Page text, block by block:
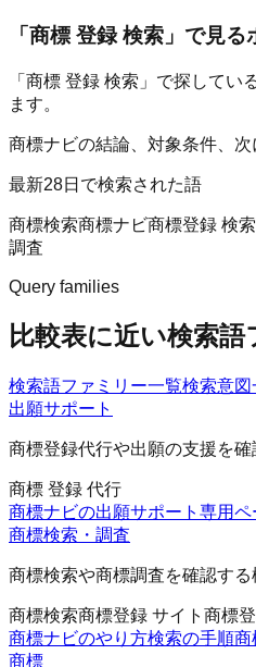
「 商標 登録 検索 」で見る
「商標 登録 検索」で探して
ます。
商標ナビの結論、対象条件、
最新28日で検索された語
商標検索商標ナビ商標登録 検索
調査
Query families
比較表に近い検索
検索語ファミリー一覧検索意図
出願サポート
商標登録代行や出願の支援を
商標 登録 代行
商標ナビの出願サポート 専用ペ
商標検索・調査
商標検索や商標調査を確認する
商標検索商標登録 サイト 商標
商標ナビのやり方検索の手順商
商標